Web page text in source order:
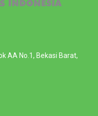
AA No.1, Bekasi Barat,